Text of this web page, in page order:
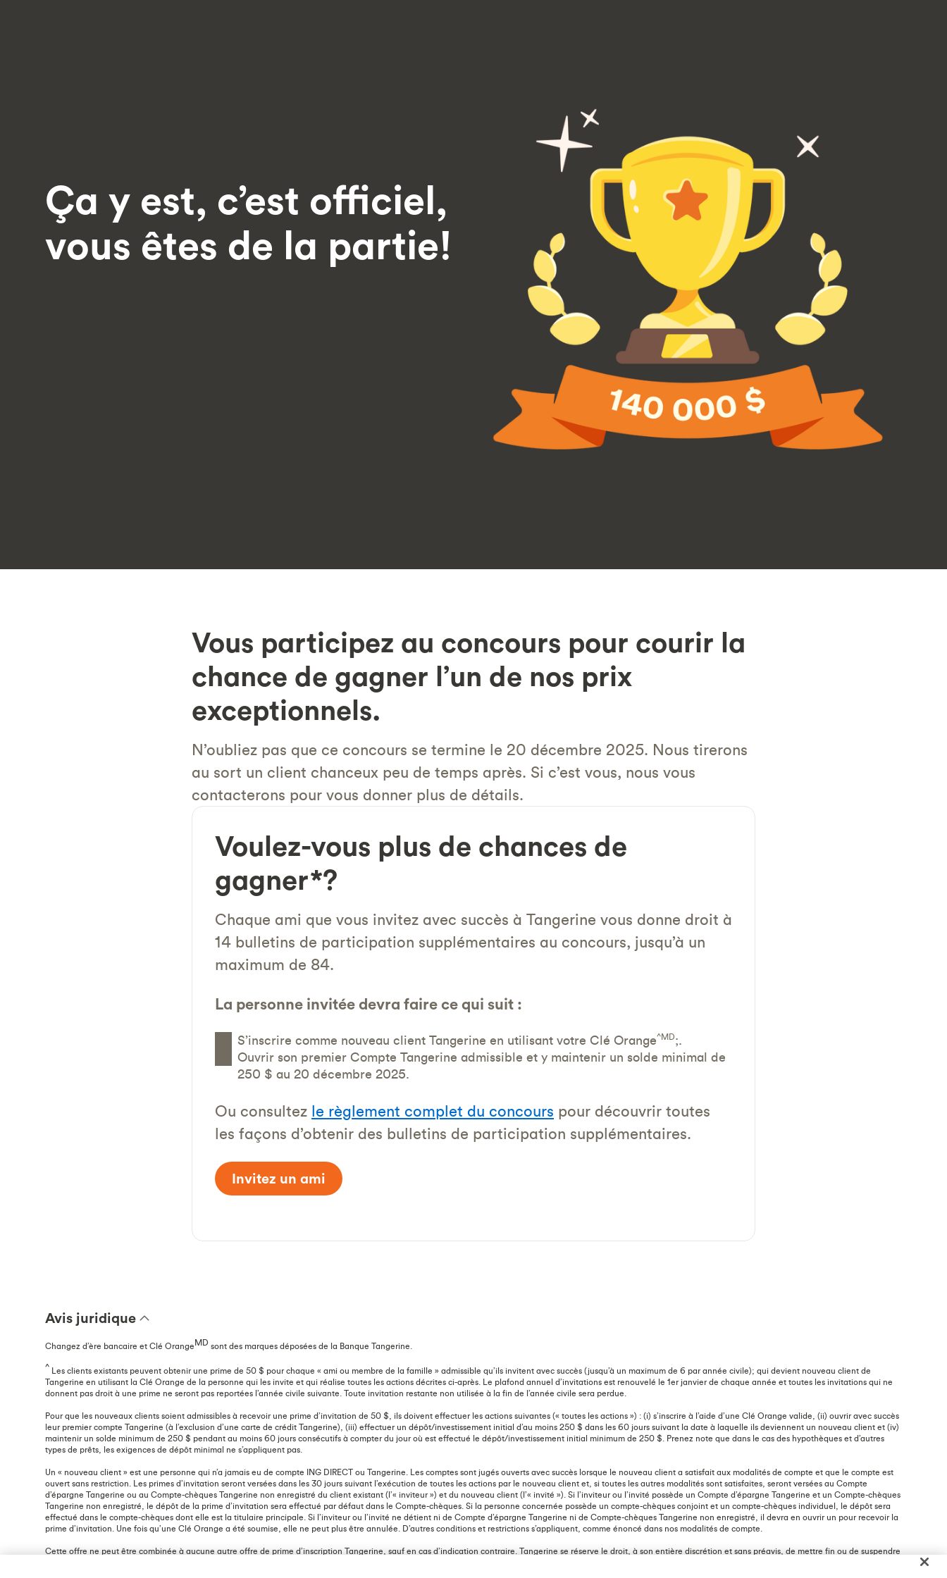
Ça y est, c’est officiel,
vous êtes de la partie!
Vous participez au concours pour courir la
chance de gagner l’un de nos prix
exceptionnels.
N’oubliez pas que ce concours se termine le 20 décembre 2025. Nous tirerons
au sort un client chanceux peu de temps après. Si c’est vous, nous vous
contacterons pour vous donner plus de détails.
Voulez-vous plus de chances de
gagner*?
Chaque ami que vous invitez avec succès à Tangerine vous donne droit à
14 bulletins de participation supplémentaires au concours, jusqu’à un
maximum de 84.
La personne invitée devra faire ce qui suit :
S’inscrire comme nouveau client Tangerine en utilisant votre Clé Orange^MD;.
Ouvrir son premier Compte Tangerine admissible et y maintenir un solde minimal de
250 $ au 20 décembre 2025.
Ou consultez le règlement complet du concours pour découvrir toutes
les façons d’obtenir des bulletins de participation supplémentaires.
Invitez un ami
Avis juridique
Changez d’ère bancaire et Clé OrangeMD sont des marques déposées de la Banque Tangerine.
^ Les clients existants peuvent obtenir une prime de 50 $ pour chaque « ami ou membre de la famille » admissible qu’ils invitent avec succès (jusqu’à un maximum de 6 par année civile); qui devient nouveau client de
Tangerine en utilisant la Clé Orange de la personne qui les invite et qui réalise toutes les actions décrites ci-après. Le plafond annuel d’invitations est renouvelé le 1er janvier de chaque année et toutes les invitations qui ne
donnent pas droit à une prime ne seront pas reportées l’année civile suivante. Toute invitation restante non utilisée à la fin de l’année civile sera perdue.
Pour que les nouveaux clients soient admissibles à recevoir une prime d’invitation de 50 $, ils doivent effectuer les actions suivantes (« toutes les actions ») : (i) s’inscrire à l’aide d’une Clé Orange valide, (ii) ouvrir avec succès
leur premier compte Tangerine (à l’exclusion d’une carte de crédit Tangerine), (iii) effectuer un dépôt/investissement initial d’au moins 250 $ dans les 60 jours suivant la date à laquelle ils deviennent un nouveau client et (iv)
maintenir un solde minimum de 250 $ pendant au moins 60 jours consécutifs à compter du jour où est effectué le dépôt/investissement initial minimum de 250 $. Prenez note que dans le cas des hypothèques et d’autres
types de prêts, les exigences de dépôt minimal ne s’appliquent pas.
Un « nouveau client » est une personne qui n’a jamais eu de compte ING DIRECT ou Tangerine. Les comptes sont jugés ouverts avec succès lorsque le nouveau client a satisfait aux modalités de compte et que le compte est
ouvert sans restriction. Les primes d’invitation seront versées dans les 30 jours suivant l’exécution de toutes les actions par le nouveau client et, si toutes les autres modalités sont satisfaites, seront versées au Compte
d’épargne Tangerine ou au Compte-chèques Tangerine non enregistré du client existant (l’« inviteur ») et du nouveau client (l’« invité »). Si l’inviteur ou l’invité possède un Compte d’épargne Tangerine et un Compte-chèques
Tangerine non enregistré, le dépôt de la prime d’invitation sera effectué par défaut dans le Compte-chèques. Si la personne concernée possède un compte-chèques conjoint et un compte-chèques individuel, le dépôt sera
effectué dans le compte-chèques dont elle est la titulaire principale. Si l’inviteur ou l’invité ne détient ni de Compte d’épargne Tangerine ni de Compte-chèques Tangerine non enregistré, il devra en ouvrir un pour recevoir la
prime d’invitation. Une fois qu’une Clé Orange a été soumise, elle ne peut plus être annulée. D’autres conditions et restrictions s’appliquent, comme énoncé dans nos modalités de compte.
Cette offre ne peut être combinée à aucune autre offre de prime d’inscription Tangerine, sauf en cas d’indication contraire. Tangerine se réserve le droit, à son entière discrétion et sans préavis, de mettre fin ou de suspendre